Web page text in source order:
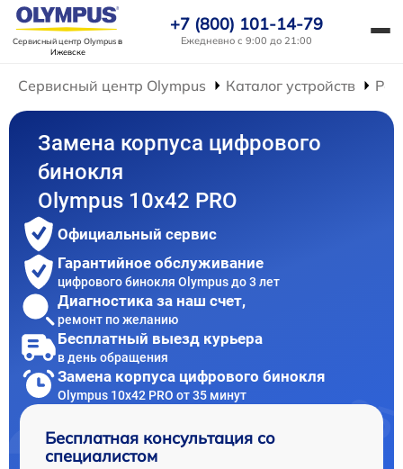
Сервисный центр Olympusв
Ижевске
+7 (800) 101-14-79
Ежедневно с 9:00 до 21:00
Сервисный центр Olympus Каталог устройств
Замена корпуса цифрового
бинокля
Olympus 10x42 PRO
Официальный сервис
Гарантийное обслуживание
цифрового бинокля Olympus до 3 лет
Диагностика за наш счет,
ремонт по желанию
Бесплатный выезд курьера
в день обращения
Замена корпуса цифрового бинокля
Olympus 10x42 PRO от 35 минут
Бесплатная консультация со
специалистом